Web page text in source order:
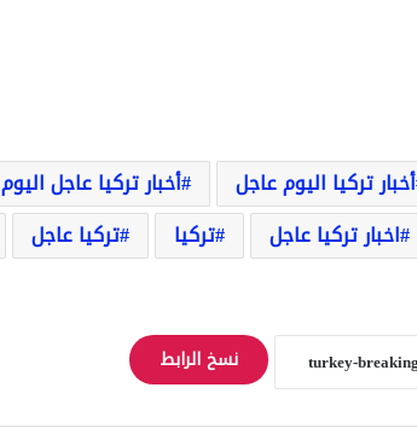
أخبار تركيا اليوم عاجل
أخبار تركيا عاجل اليوم
اخبار تركيا عاجل تركيا تركيا عاجل
نسخ الرابط